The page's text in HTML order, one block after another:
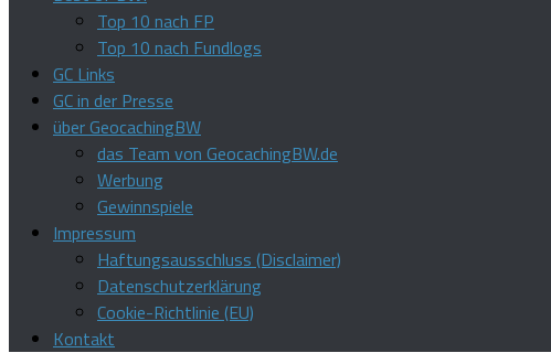
Top 10 nach FP
Top 10 nach Fundlogs
GC Links
GC in der Presse
über GeocachingBW
das Team von GeocachingBW.de
Werbung
Gewinnspiele
Impressum
Haftungsausschluss (Disclaimer)
Datenschutzerklärung
Cookie-Richtlinie (EU)
Kontakt